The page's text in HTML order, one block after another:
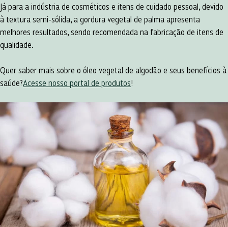
Já para a indústria de cosméticos e itens de cuidado pessoal, devido
à textura semi-sólida, a gordura vegetal de palma apresenta
melhores resultados, sendo recomendada na fabricação de itens de
qualidade.
Quer saber mais sobre o óleo vegetal de algodão e seus benefícios à
saúde?Acesse nosso portal de produtos!